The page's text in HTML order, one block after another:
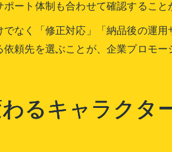
ート体制も合わせて確認すること
でなく「修正対応」「納品後の運
頼先を選ぶことが、企業プロモー
るキャラクタ